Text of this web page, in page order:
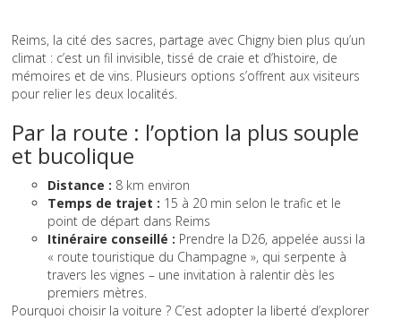
Reims, la cité des sacres, partage avec Chigny bien plus qu’un
climat : c’est un fil invisible, tissé de craie et d’histoire, de
mémoires et de vins. Plusieurs options s’offrent aux visiteurs
pour relier les deux localités.
Par la route : l’option la plus souple
et bucolique
Distance : 8 km environ
Temps de trajet : 15 à 20 min selon le trafic et le
point de départ dans Reims
Itinéraire conseillé : Prendre la D26, appelée aussi la
« route touristique du Champagne », qui serpente à
travers les vignes – une invitation à ralentir dès les
premiers mètres.
Pourquoi choisir la voiture ? C’est adopter la liberté d’explorer